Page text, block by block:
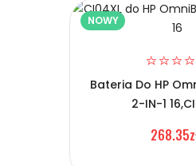
Prawo zwrotu w
Szybka dostawa
Numer produktu
1.Model
Jak naładować
NOWY
Bateria Do HP
2-IN-1